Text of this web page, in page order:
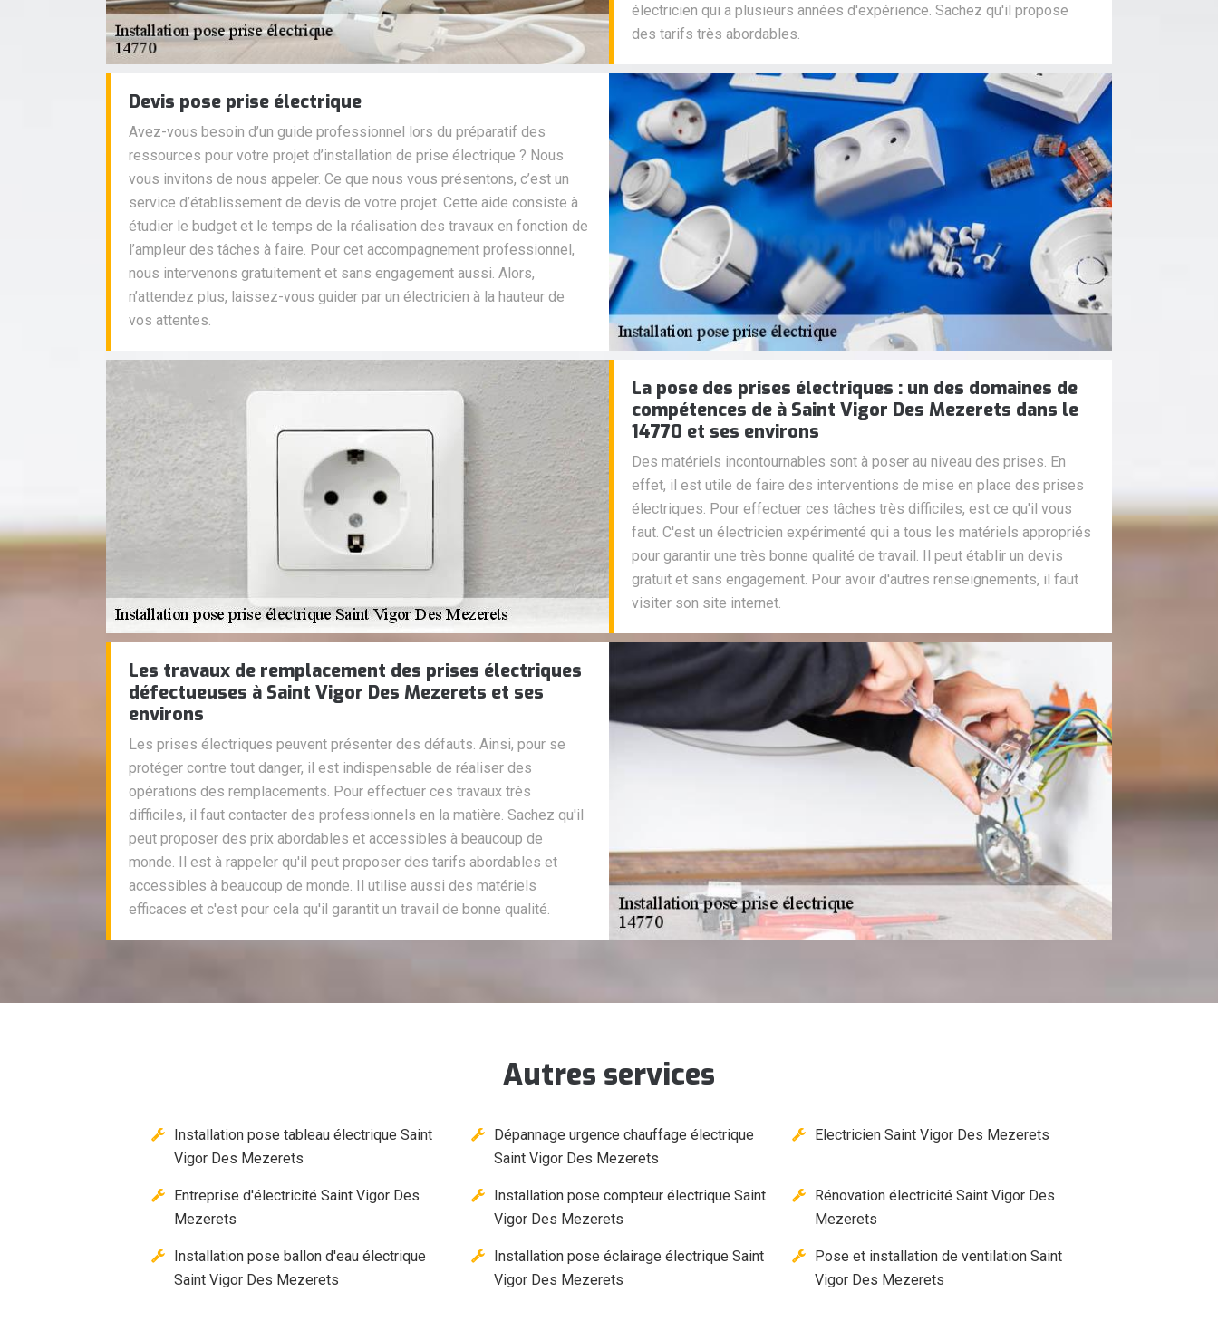
électricien qui a plusieurs années d'expérience. Sachez qu'il propose
des tarifs très abordables.
Devis pose prise électrique
Avez-vous besoin d’un guide professionnel lors du préparatif des
ressources pour votre projet d’installation de prise électrique ? Nous
vous invitons de nous appeler. Ce que nous vous présentons, c’est un
service d’établissement de devis de votre projet. Cette aide consiste à
étudier le budget et le temps de la réalisation des travaux en fonction de
l’ampleur des tâches à faire. Pour cet accompagnement professionnel,
nous intervenons gratuitement et sans engagement aussi. Alors,
n’attendez plus, laissez-vous guider par un électricien à la hauteur de
vos attentes.
La pose des prises électriques : un des domaines de
compétences de à Saint Vigor Des Mezerets dans le
14770 et ses environs
Des matériels incontournables sont à poser au niveau des prises. En
effet, il est utile de faire des interventions de mise en place des prises
électriques. Pour effectuer ces tâches très difficiles, est ce qu'il vous
faut. C'est un électricien expérimenté qui a tous les matériels appropriés
pour garantir une très bonne qualité de travail. Il peut établir un devis
gratuit et sans engagement. Pour avoir d'autres renseignements, il faut
visiter son site internet.
Les travaux de remplacement des prises électriques
défectueuses à Saint Vigor Des Mezerets et ses
environs
Les prises électriques peuvent présenter des défauts. Ainsi, pour se
protéger contre tout danger, il est indispensable de réaliser des
opérations des remplacements. Pour effectuer ces travaux très
difficiles, il faut contacter des professionnels en la matière. Sachez qu'il
peut proposer des prix abordables et accessibles à beaucoup de
monde. Il est à rappeler qu'il peut proposer des tarifs abordables et
accessibles à beaucoup de monde. Il utilise aussi des matériels
efficaces et c'est pour cela qu'il garantit un travail de bonne qualité.
Autres services
Installation pose tableau électrique Saint
Vigor Des Mezerets
Dépannage urgence chauffage électrique
Saint Vigor Des Mezerets
Electricien Saint Vigor Des Mezerets
Entreprise d'électricité Saint Vigor Des
Mezerets
Installation pose compteur électrique Saint
Vigor Des Mezerets
Rénovation électricité Saint Vigor Des
Mezerets
Installation pose ballon d'eau électrique
Saint Vigor Des Mezerets
Installation pose éclairage électrique Saint
Vigor Des Mezerets
Pose et installation de ventilation Saint
Vigor Des Mezerets